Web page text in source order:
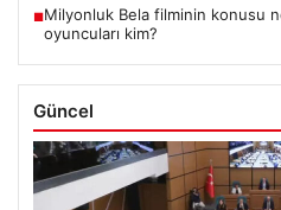
■Milyonluk Bela filminin konusu
oyuncuları kim?
Güncel